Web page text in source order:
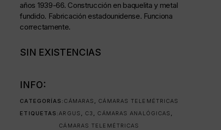
años 1939-66. Construcción en baquelita y metal
fundido. Fabricación estadounidense. Funciona
correctamente.
SIN EXISTENCIAS
INFO:
CATEGORÍAS: CÁMARAS , CÁMARAS TELEMÉTRICAS
ETIQUETAS:ARGUS , C3 , CÁMARAS ANALÓGICAS ,
CÁMARAS TELEMÉTRICAS